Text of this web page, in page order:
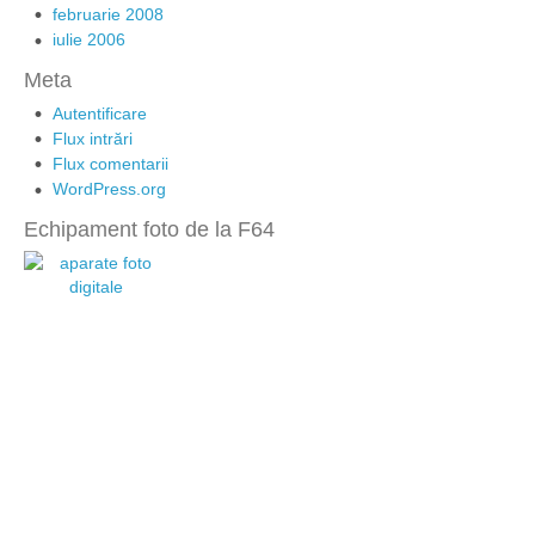
februarie 2008
iulie 2006
Meta
Autentificare
Flux intrări
Flux comentarii
WordPress.org
Echipament foto de la F64